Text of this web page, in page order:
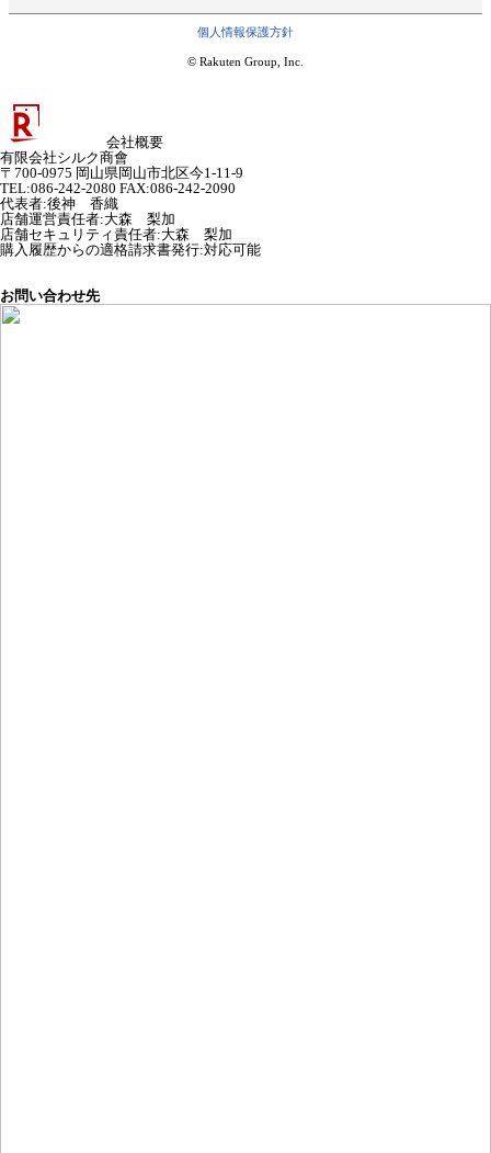
個人情報保護方針
© Rakuten Group, Inc.
会社概要
有限会社シルク商會
〒700-0975 岡山県岡山市北区今1-11-9
TEL:086-242-2080 FAX:086-242-2090
代表者:後神 香織
店舗運営責任者:大森 梨加
店舗セキュリティ責任者:大森 梨加
購入履歴からの適格請求書発行:対応可能
お問い合わせ先